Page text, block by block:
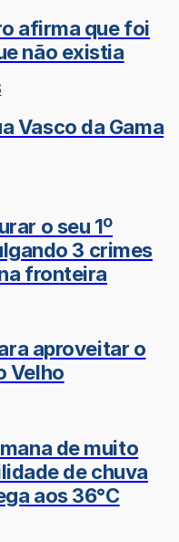
afirma que foi
não existia
Vasco da Gama
o seu 1º
3 crimes
fronteira
aproveitar o
Velho
de muito
de chuva
aos 36°C